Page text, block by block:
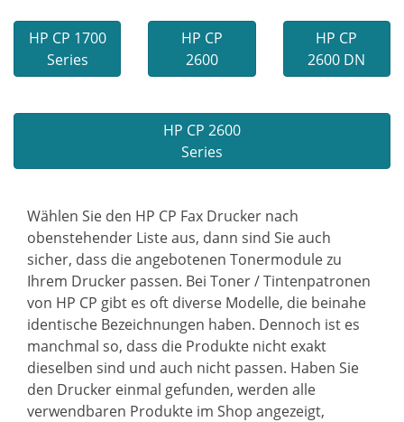
HP CP 1700
Series
HP CP
2600
HP CP
2600 DN
HP CP 2600
Series
Wählen Sie den HP CP Fax Drucker nach
obenstehender Liste aus, dann sind Sie auch
sicher, dass die angebotenen Tonermodule zu
Ihrem Drucker passen. Bei Toner / Tintenpatronen
von HP CP gibt es oft diverse Modelle, die beinahe
identische Bezeichnungen haben. Dennoch ist es
manchmal so, dass die Produkte nicht exakt
dieselben sind und auch nicht passen. Haben Sie
den Drucker einmal gefunden, werden alle
verwendbaren Produkte im Shop angezeigt,